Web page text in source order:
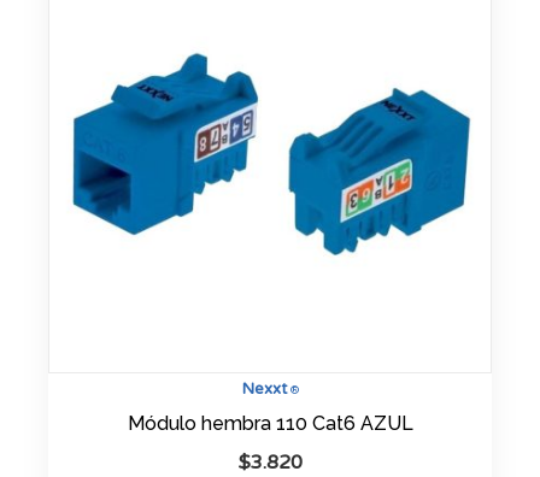
Nexxt®
Módulo hembra 110 Cat6 AZUL
$3.820